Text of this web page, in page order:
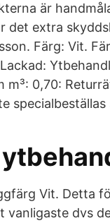
är
det extra
Färg: Vit.
0,70:
specialbeställas
Vit. Detta
vanligaste dvs